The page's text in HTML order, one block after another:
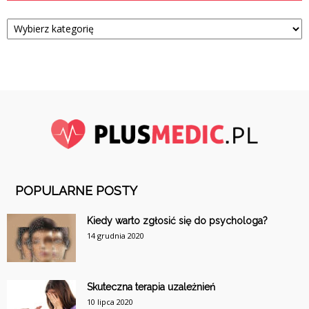
Kategorie
POPULARNE POSTY
Kiedy warto zgłosić się do psychologa?
14 grudnia 2020
Skuteczna terapia uzależnień
10 lipca 2020